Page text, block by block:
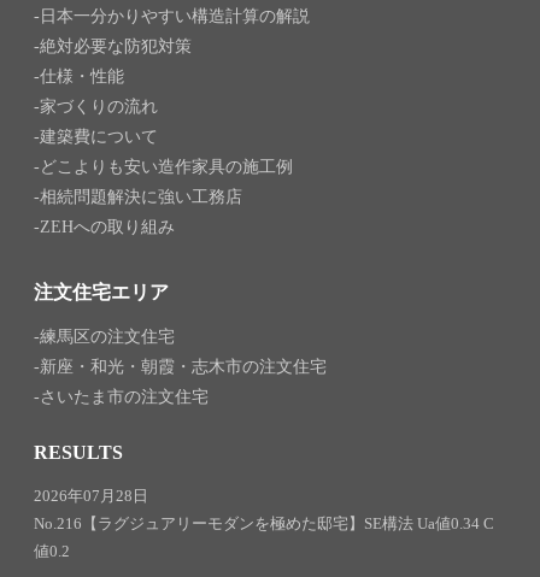
日本一分かりやすい構造計算の解説
絶対必要な防犯対策
仕様・性能
家づくりの流れ
建築費について
どこよりも安い造作家具の施工例
相続問題解決に強い工務店
ZEHへの取り組み
注文住宅エリア
練馬区の注文住宅
新座・和光・朝霞・志木市の注文住宅
さいたま市の注文住宅
RESULTS
2026年07月28日
No.216【ラグジュアリーモダンを極めた邸宅】SE構法 Ua値0.34 C
値0.2